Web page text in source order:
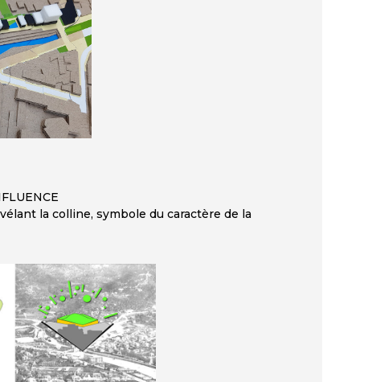
la colline, symbole du caractère de la